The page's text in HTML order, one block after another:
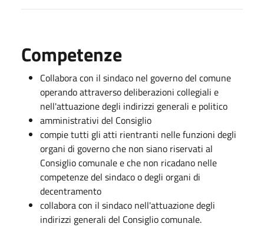
Competenze
Collabora con il sindaco nel governo del comune
operando attraverso deliberazioni collegiali e
nell'attuazione degli indirizzi generali e politico
amministrativi del Consiglio
compie tutti gli atti rientranti nelle funzioni degli
organi di governo che non siano riservati al
Consiglio comunale e che non ricadano nelle
competenze del sindaco o degli organi di
decentramento
collabora con il sindaco nell'attuazione degli
indirizzi generali del Consiglio comunale.